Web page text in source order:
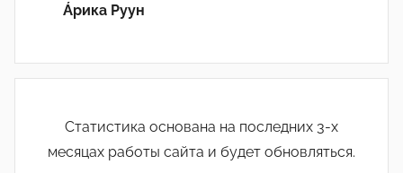
Áрика Руун
Статистика основана на последних 3-х
месяцах работы сайта и будет обновляться.